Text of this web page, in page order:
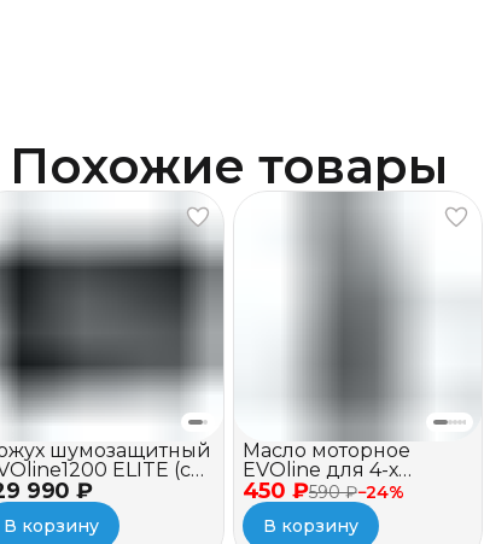
Похожие товары
990 ₽
шумозащитный
ELITE (c
и
пакетом)
В корзину
450 ₽590 ₽−24%
Масло моторное
EVOline для 4-х
тактных двигателей,
полусинтетическое,
SAE 10W-40 API SJ/CF, 1
В корзину